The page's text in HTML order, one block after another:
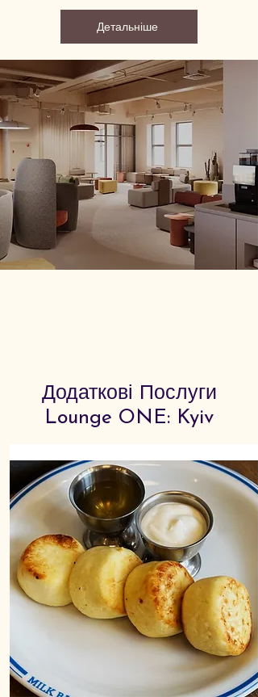
Детальніше
Додаткові Послуги
Lounge ONE: Kyiv